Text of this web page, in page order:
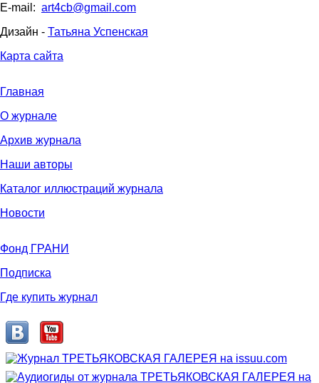
E-mail: art4cb@gmail.com
Дизайн - Татьяна Успенская
Карта сайта
Главная
О журнале
Архив журнала
Наши авторы
Каталог иллюстраций журнала
Новости
Фонд ГРАНИ
Подписка
Где купить журнал